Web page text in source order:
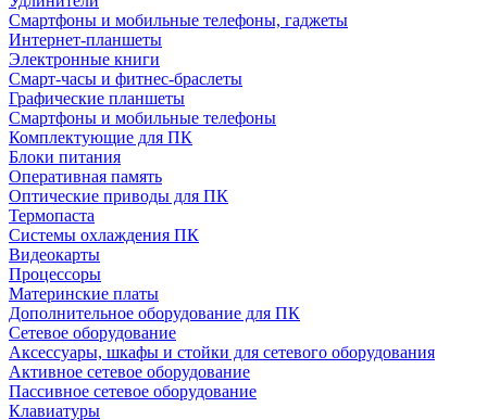
Смартфоны и мобильные телефоны, гаджеты
Интернет-планшеты
Электронные книги
Смарт-часы и фитнес-браслеты
Графические планшеты
Смартфоны и мобильные телефоны
Комплектующие для ПК
Блоки питания
Оперативная память
Оптические приводы для ПК
Термопаста
Системы охлаждения ПК
Видеокарты
Процессоры
Материнские платы
Дополнительное оборудование для ПК
Сетевое оборудование
Аксессуары, шкафы и стойки для сетевого оборудования
Активное сетевое оборудование
Пассивное сетевое оборудование
Клавиатуры